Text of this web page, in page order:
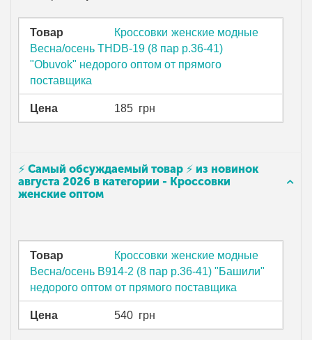
Товар
Кроссовки женские модные
Весна/осень THDB-19 (8 пар р.36-41)
"Obuvok" недорого оптом от прямого
поставщика
Цена 185 грн
⚡ Самый обсуждаемый товар ⚡ из новинок
августа 2026 в категории - Кроссовки
женские оптом
Товар
Кроссовки женские модные
Весна/осень B914-2 (8 пар р.36-41) "Башили"
недорого оптом от прямого поставщика
Цена 540 грн